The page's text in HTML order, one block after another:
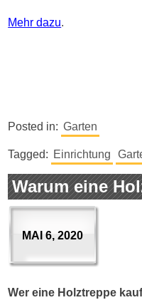
Mehr dazu.
Posted in: Garten
Tagged: Einrichtung
Warum eine
MAI 6, 2020
Wer eine Holztreppe